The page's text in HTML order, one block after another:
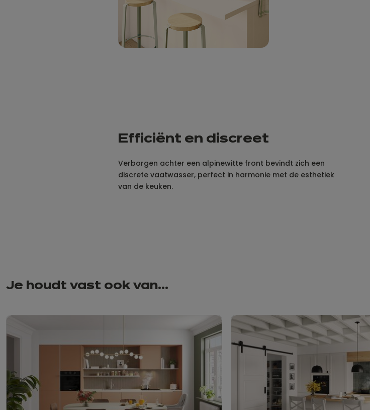
Efficiënt en discreet
Verborgen achter een alpinewitte front bevindt zich een
discrete vaatwasser, perfect in harmonie met de esthetiek
van de keuken.
Je houdt vast ook van…